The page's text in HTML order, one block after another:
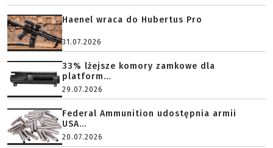
Haenel wraca do Hubertus Pro
31.07.2026
33% lżejsze komory zamkowe dla
platform...
29.07.2026
Federal Ammunition udostępnia armii
USA...
20.07.2026